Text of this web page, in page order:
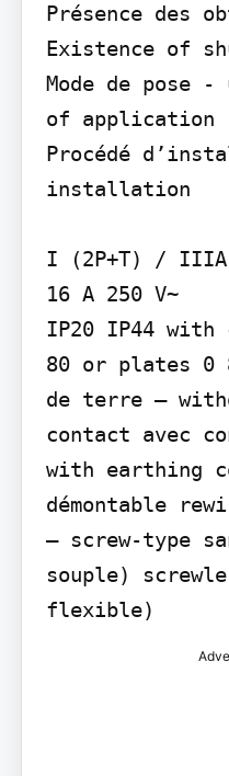
Présence des
Existence of
Mode de pose
of application
Procédé
installation
I (2P+T) / IIIA
16 A 250 V~
IP20 IP44 with
80 or plates 0
de terre –
contact avec
with earthing
démontable
– screw-type
souple)
flexible)